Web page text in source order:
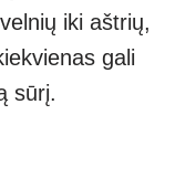
iki aštrių,
gali
sūrį.